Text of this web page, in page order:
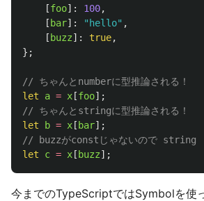
[foo]: 100,
[ bar]: " hello" ,
[ buzz]: true,
};
// ちゃんとnumberに型推論される！
let
a = x [foo];
// ちゃんとstringに型推論される！
let
b = x [ bar];
// buzzがconstじゃないので string
let
c = x [ buzz];
今までのTypeScriptではSymbolを使